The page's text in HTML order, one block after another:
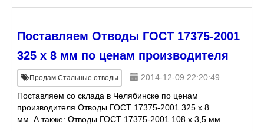
Отводы ГОСТ 17375-2001 159 х 16 мм Отводы ГОСТ
Поставляем Отводы ГОСТ 17375-2001
325 х 8 мм по ценам производителя
Продам Стальные отводы
2014-12-09 22:20:49
Поставляем со склада в Челябинске по ценам
производителя Отводы ГОСТ 17375-2001 325 х 8
мм. А также: Отводы ГОСТ 17375-2001 108 х 3,5 мм